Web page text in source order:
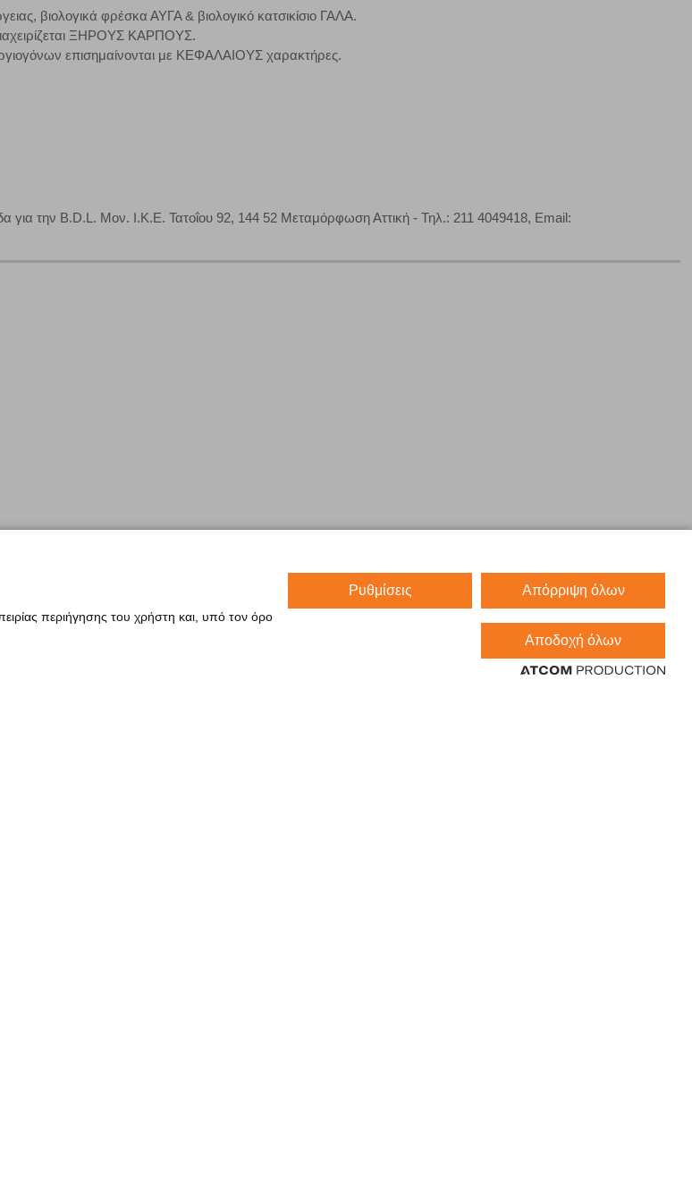
βιολογικά φρέσκα ΑΥΓΑ & βιολογικό κατσικίσιο ΓΑΛΑ.
ΞΗΡΟΥΣ ΚΑΡΠΟΥΣ.
επισημαίνονται με ΚΕΦΑΛΑΙΟΥΣ χαρακτήρες.
για την B.D.L. Μον. Ι.Κ.Ε. Τατοΐου 92, 144 52 Μεταμόρφωση Αττική - Τηλ.: 211 4049418, Email:
περιήγησης του χρήστη και, υπό τον όρο
Ρυθμίσεις Απόρριψη όλων
Αποδοχή όλων
και ενεργοποιημένη. Έχετε ωστόσο τη δυνατότητα να ρυθμίσετε το πρόγραμμα περιήγησής σας ώστε να
την περίπτωση ορισμένα τμήματα του ιστότοπου να μη λειτουργούν.